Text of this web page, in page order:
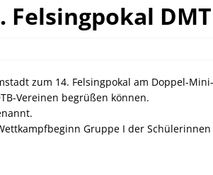
Felsingpokal DMT
zum 14. Felsingpokal am Doppel-Mini-
Vereinen begrüßen können.
Gruppe I der Schülerinnen